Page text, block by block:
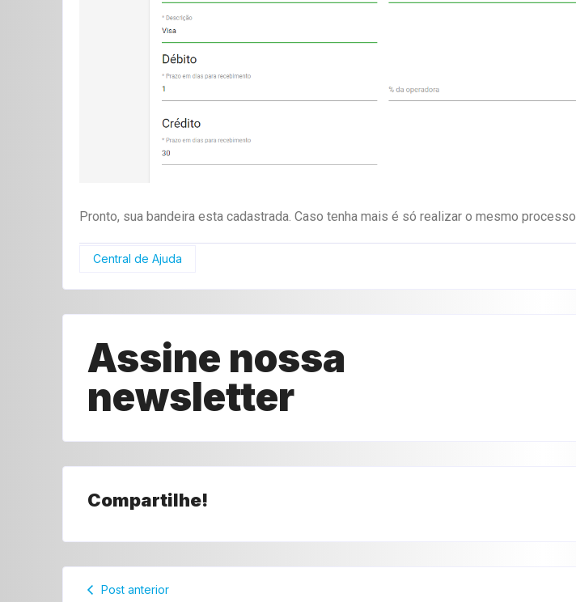
Pronto, sua bandeira esta cadastrada. Caso tenha mais é só realizar o mesmo processo.
Central de Ajuda
Assine nossa
newsletter
Compartilhe!
Post anterior